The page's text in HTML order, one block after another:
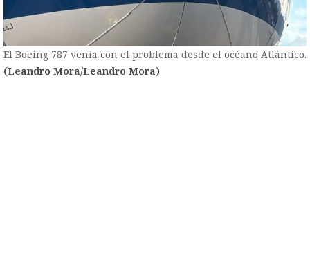
El Boeing 787 venía con el problema desde el océano Atlántico.
(Leandro Mora/Leandro Mora)